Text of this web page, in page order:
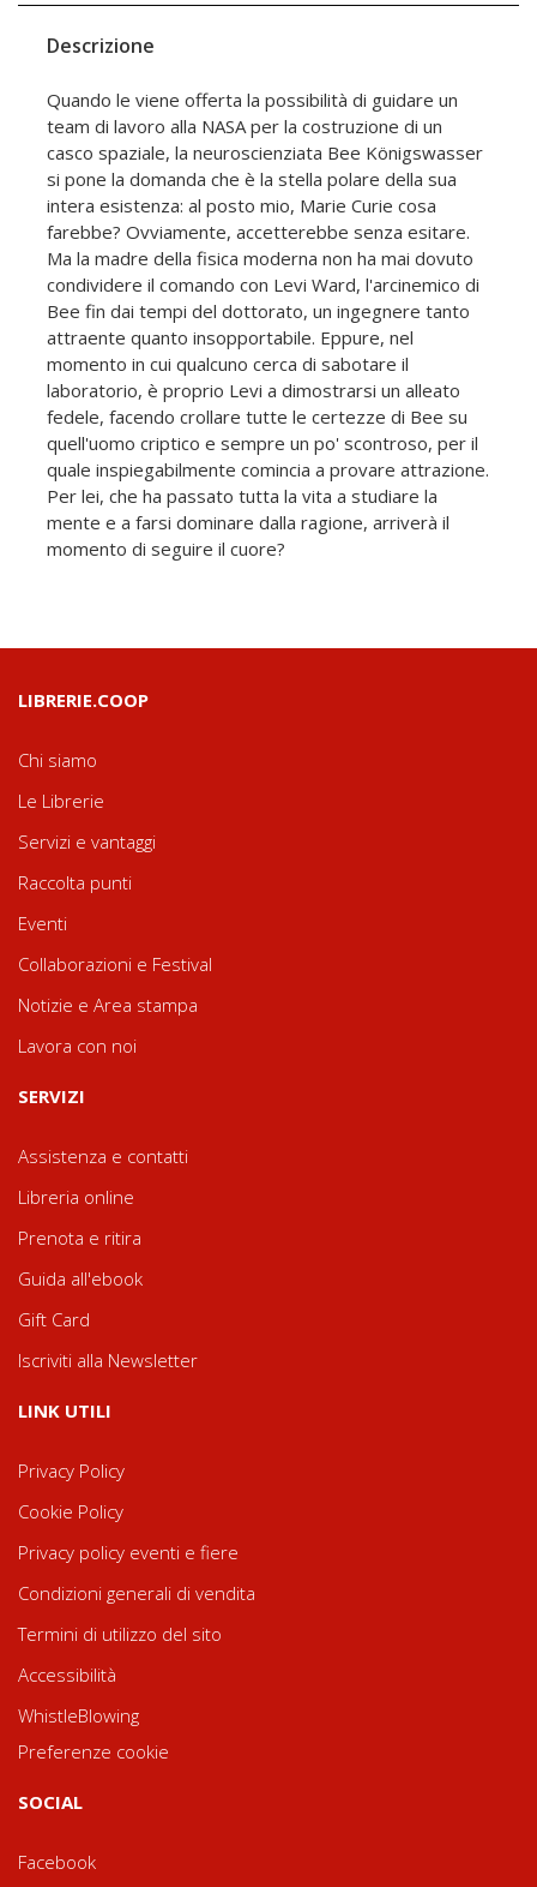
Descrizione
Quando le viene offerta la possibilità di guidare un
team di lavoro alla NASA per la costruzione di un
casco spaziale, la neuroscienziata Bee Königswasser
si pone la domanda che è la stella polare della sua
intera esistenza: al posto mio, Marie Curie cosa
farebbe? Ovviamente, accetterebbe senza esitare.
Ma la madre della fisica moderna non ha mai dovuto
condividere il comando con Levi Ward, l'arcinemico di
Bee fin dai tempi del dottorato, un ingegnere tanto
attraente quanto insopportabile. Eppure, nel
momento in cui qualcuno cerca di sabotare il
laboratorio, è proprio Levi a dimostrarsi un alleato
fedele, facendo crollare tutte le certezze di Bee su
quell'uomo criptico e sempre un po' scontroso, per il
quale inspiegabilmente comincia a provare attrazione.
Per lei, che ha passato tutta la vita a studiare la
mente e a farsi dominare dalla ragione, arriverà il
momento di seguire il cuore?
LIBRERIE.COOP
Chi siamo
Le Librerie
Servizi e vantaggi
Raccolta punti
Eventi
Collaborazioni e Festival
Notizie e Area stampa
Lavora con noi
SERVIZI
Assistenza e contatti
Libreria online
Prenota e ritira
Guida all'ebook
Gift Card
Iscriviti alla Newsletter
LINK UTILI
Privacy Policy
Cookie Policy
Privacy policy eventi e fiere
Condizioni generali di vendita
Termini di utilizzo del sito
Accessibilità
WhistleBlowing
Preferenze cookie
SOCIAL
Facebook